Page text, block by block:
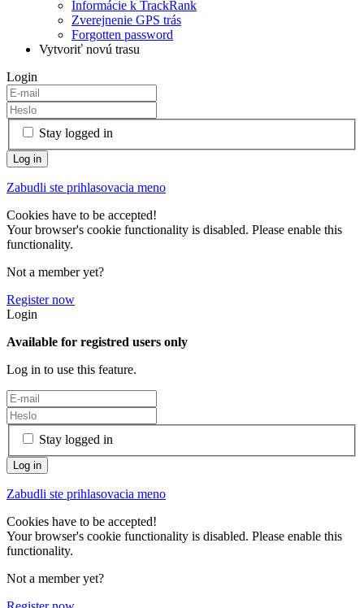
Informácie k TrackRank
Zverejnenie GPS trás
Forgotten password
Vytvoriť novú trasu
Login
Stay logged in
Zabudli ste prihlasovacia meno
Cookies have to be accepted!
Your browser's cookie functionality is disabled. Please enable this
functionality.
Not a member yet?
Register now
Login
Available for registred users only
Log in to use this feature.
Stay logged in
Zabudli ste prihlasovacia meno
Cookies have to be accepted!
Your browser's cookie functionality is disabled. Please enable this
functionality.
Not a member yet?